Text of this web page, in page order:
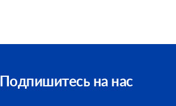
Подпишитесь на нас